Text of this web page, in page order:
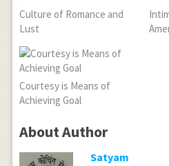
Culture of Romance and
Lust
Courtesy is Means of
Achieving Goal
About Author
Satyam